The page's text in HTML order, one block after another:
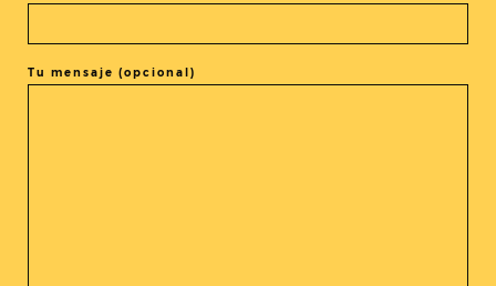
Tu mensaje (opcional)